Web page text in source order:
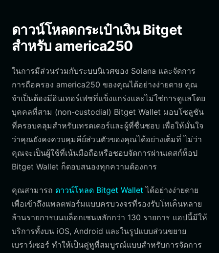
ดาวน์โหลดกระเป๋าเงิน Bitget
สำหรับ america250
ในการมีส่วนร่วมกับระบบนิเวศของ Solana และจัดการ
การถือครอง america250 ของคุณได้อย่างง่ายดาย คุณ
จำเป็นต้องมีอินเทอร์เฟซที่แข็งแกร่งและไม่ใช่การดูแลโดย
บุคคลที่สาม (non-custodial) Bitget Wallet มอบโซลูชัน
ที่ครอบคลุมสำหรับเทรดเดอร์และผู้ที่ชื่นชอบ เพื่อให้มั่นใจ
ว่าคุณยังคงควบคุมคีย์ส่วนตัวของคุณได้อย่างเต็มที่ ไม่ว่า
คุณจะเป็นผู้ใช้ที่เน้นมือถือหรือชอบจัดการผ่านเดสก์ท็อป
Bitget Wallet ก็ตอบสนองทุกความต้องการ
คุณสามารถ ดาวน์โหลด Bitget Wallet ได้อย่างง่ายดาย
เพื่อเข้าถึงแพลตฟอร์มแบบครบวงจรที่รองรับโทเค็นหลาย
ล้านรายการบนบล็อกเชนหลักกว่า 130 รายการ แอปนี้มีให้
บริการทั้งบน iOS, Android และในรูปแบบส่วนขยาย
เบราว์เซอร์ ทำให้เป็นคู่หูที่สมบูรณ์แบบสำหรับการจัดการ